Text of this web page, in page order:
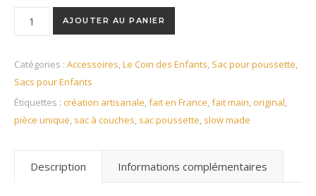
quantité de Sac pour poussette en coton gris à fleurs et
AJOUTER AU PANIER
Catégories : Accessoires,Le Coin des Enfants, Sac pour poussette,
Sacs pour Enfants
Étiquettes : création artisanale,fait en France,fait main, original,
pièce unique, sac à couches, sac poussette, slow made
Description Informations complémentaires